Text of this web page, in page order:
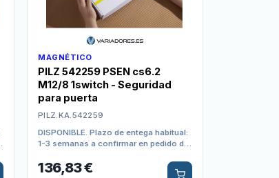
MAGNÉTICO
PILZ 542259 PSEN cs6.2
M12/8 1switch - Seguridad
para puerta
PILZ.KA.542259
DISPONIBLE. Plazo de entega habitual:
1-3 semanas a confirmar en pedido de
136,83€